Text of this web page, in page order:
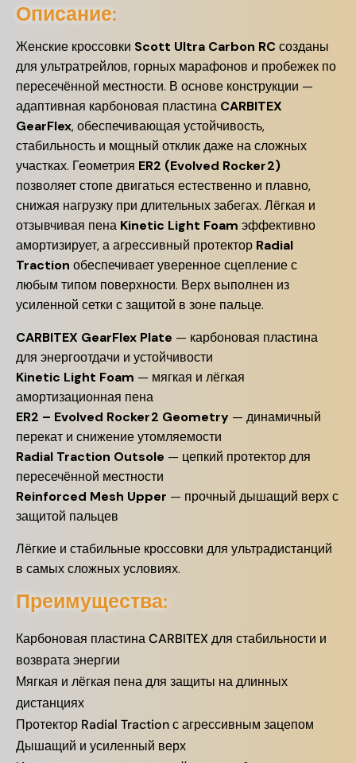
Описание:
Женские кроссовки Scott Ultra Carbon RCсозданы
для ультратрейлов, горных марафонов и пробежек по
пересечённой местности. В основе конструкции —
адаптивная карбоновая пластина CARBITEX
GearFlex, обеспечивающая устойчивость,
стабильность и мощный отклик даже на сложных
участках. Геометрия ER2 (Evolved Rocker2)
позволяет стопе двигаться естественно и плавно,
снижая нагрузку при длительных забегах. Лёгкая и
отзывчивая пена Kinetic Light Foam эффективно
амортизирует, а агрессивный протектор Radial
Traction обеспечивает уверенное сцепление с
любым типом поверхности. Верх выполнен из
усиленной сетки с защитой в зоне пальце.
CARBITEX GearFlex Plate — карбоновая пластина
для энергоотдачи и устойчивости
Kinetic Light Foam — мягкая и лёгкая
амортизационная пена
ER2 – Evolved Rocker2 Geometry — динамичный
перекат и снижение утомляемости
Radial Traction Outsole — цепкий протектор для
пересечённой местности
Reinforced Mesh Upper — прочный дышащий верх с
защитой пальцев
Лёгкие и стабильные кроссовки для ультрадистанций
в самых сложных условиях.
Преимущества:
Карбоновая пластина CARBITEX для стабильности и
возврата энергии
Мягкая и лёгкая пена для защиты на длинных
дистанциях
Протектор Radial Traction с агрессивным зацепом
Дышащий и усиленный верх